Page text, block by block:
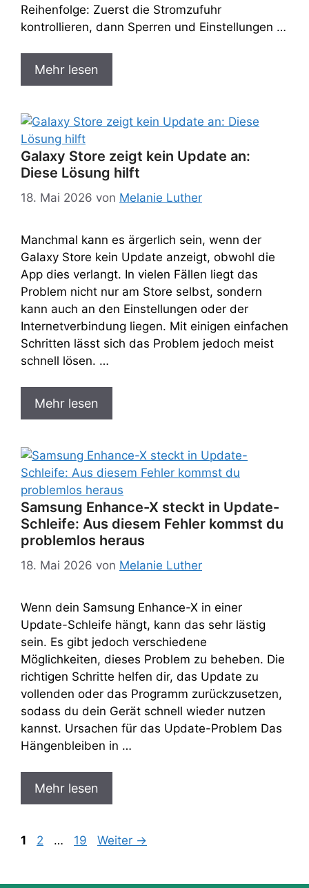
Reihenfolge: Zuerst die Stromzufuhr
kontrollieren, dann Sperren und Einstellungen …
Mehr lesen
Galaxy Store zeigt kein Update an:
Diese Lösung hilft
18. Mai 2026 von Melanie Luther
Manchmal kann es ärgerlich sein, wenn der
Galaxy Store kein Update anzeigt, obwohl die
App dies verlangt. In vielen Fällen liegt das
Problem nicht nur am Store selbst, sondern
kann auch an den Einstellungen oder der
Internetverbindung liegen. Mit einigen einfachen
Schritten lässt sich das Problem jedoch meist
schnell lösen. …
Mehr lesen
Samsung Enhance-X steckt in Update-
Schleife: Aus diesem Fehler kommst du
problemlos heraus
18. Mai 2026 von Melanie Luther
Wenn dein Samsung Enhance-X in einer
Update-Schleife hängt, kann das sehr lästig
sein. Es gibt jedoch verschiedene
Möglichkeiten, dieses Problem zu beheben. Die
richtigen Schritte helfen dir, das Update zu
vollenden oder das Programm zurückzusetzen,
sodass du dein Gerät schnell wieder nutzen
kannst. Ursachen für das Update-Problem Das
Hängenbleiben in …
Mehr lesen
Seite
1 Seite
2 … Seite
19 Weiter →